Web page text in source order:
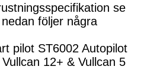
se
följer några
pilot ST6002 Autopilot
12+ & Vullcan 5